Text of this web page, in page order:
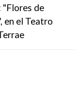
"Flores de
en el Teatro